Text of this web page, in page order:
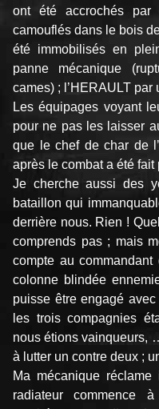
ont été accrochés par
camouflés dans le bois
été immobilisés en
panne mécanique
cames) ; l’HERAULT
Les équipages voyant
pour ne pas les laisser
que le chef de char de
après le combat a été fait
Je cherche aussi des
bataillon qui
derrière nous. Rien !
comprends pas ; mais
compte au
colonne blindée
puisse être engagé
les trois compagnies
nous étions vainqueurs,
à lutter un contre deux ;
Ma mécanique réclame
radiateur commence